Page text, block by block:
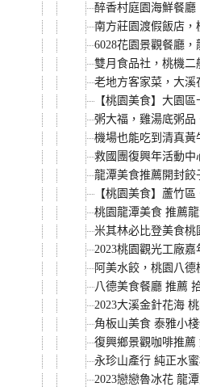
醉香村庭園海鮮餐廳
南方莊園渡假飯店，
6028花園景觀餐廳
雙月食品社，桃機
老地方客家菜，大
【桃園美食】大園
粥大福，雞湯底粥
機場也能吃到清真
救國團復興年活動中
龍潭美食推薦開封
【桃園美食】蘆竹
桃園龍潭美食 推薦
米其林必比登美食
2023桃園觀光工廠
阿美水餃，桃園八
八德美食餐廳 推薦
2023大溪金針花海
角板山美食 泰雅小
復興鄉景觀咖啡推
永珍山產行 純正水
2023戀戀魯冰花 龍